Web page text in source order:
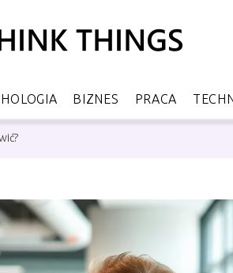
BIZNES PRACA